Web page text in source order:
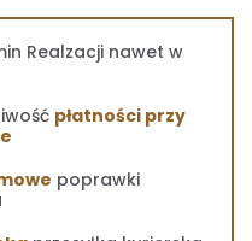
Realzacji nawet w
płatności przy
poprawki